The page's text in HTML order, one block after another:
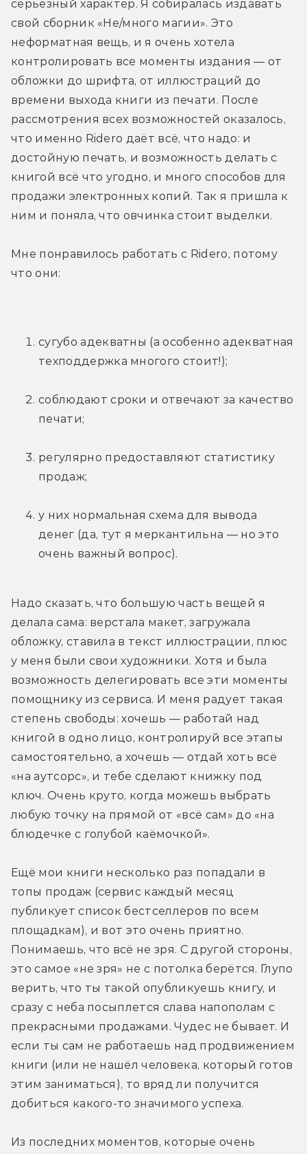
серьёзный характер. Я собиралась издавать
свой сборник «Не/много магии». Это
неформатная вещь, и я очень хотела
контролировать все моменты издания — от
обложки до шрифта, от иллюстраций до
времени выхода книги из печати. После
рассмотрения всех возможностей оказалось,
что именно Ridero даёт всё, что надо: и
достойную печать, и возможность делать с
книгой всё что угодно, и много способов для
продажи электронных копий. Так я пришла к
ним и поняла, что овчинка стоит выделки.
Мне понравилось работать с Ridero, потому
что они:
сугубо адекватны (а особенно адекватная
техподдержка многого стоит!);
соблюдают сроки и отвечают за качество
печати;
регулярно предоставляют статистику
продаж;
у них нормальная схема для вывода
денег (да, тут я меркантильна — но это
очень важный вопрос).
Надо сказать, что большую часть вещей я
делала сама: верстала макет, загружала
обложку, ставила в текст иллюстрации, плюс
у меня были свои художники. Хотя и была
возможность делегировать все эти моменты
помощнику из сервиса. И меня радует такая
степень свободы: хочешь — работай над
книгой в одно лицо, контролируй все этапы
самостоятельно, а хочешь — отдай хоть всё
«на аутсорс», и тебе сделают книжку под
ключ. Очень круто, когда можешь выбрать
любую точку на прямой от «всё сам» до «на
блюдечке с голубой каёмочкой».
Ещё мои книги несколько раз попадали в
топы продаж (сервис каждый месяц
публикует список бестселлеров по всем
площадкам), и вот это очень приятно.
Понимаешь, что всё не зря. С другой стороны,
это самое «не зря» не с потолка берётся. Глупо
верить, что ты такой опубликуешь книгу, и
сразу с неба посыплется слава напополам с
прекрасными продажами. Чудес не бывает. И
если ты сам не работаешь над продвижением
книги (или не нашёл человека, который готов
этим заниматься), то вряд ли получится
добиться какого-то значимого успеха.
Из последних моментов, которые очень